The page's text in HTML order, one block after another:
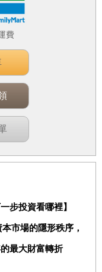
費
步投資看哪裡】
本市場的隱形秩序 ，
最大財富轉折